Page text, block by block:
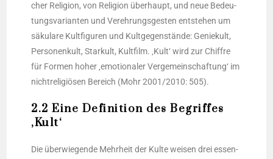
cher Reli­gi­on, von Reli­gi­on über­haupt, und neue Bedeu­
tungs­va­ri­an­ten und Ver­eh­rungs­ges­ten ent­ste­hen um
säku­la­re Kult­fi­gu­ren und Kult­ge­gen­stän­de: Genie­kult,
Per­so­nen­kult, Star­kult, Kult­film. ‚Kult‘ wird zur Chif­fre
für For­men hoher ‚emo­tio­na­ler Ver­ge­mein­schaf­tung‘ im
nicht­re­li­giö­sen Bereich (Mohr 2001/2010: 505).
2.2 Eine Definition des Begriffes
‚Kult‘
Die über­wie­gen­de Mehr­heit der Kul­te wei­sen drei essen­